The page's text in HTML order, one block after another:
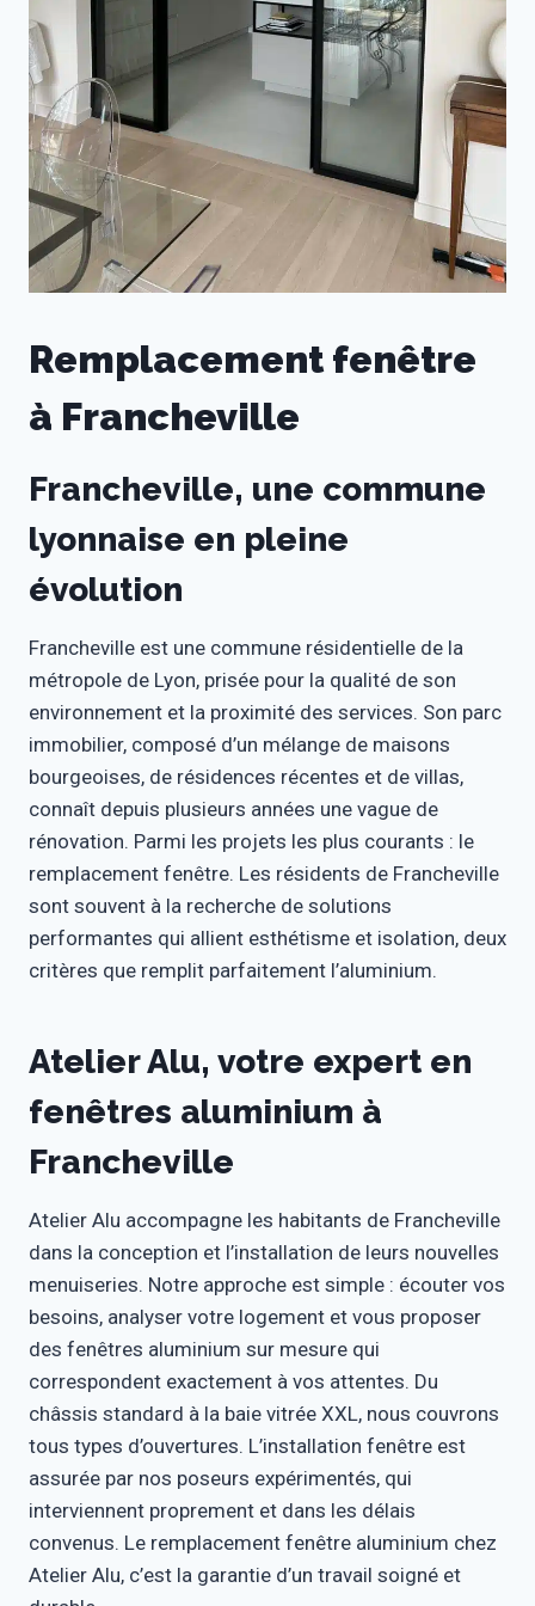
Remplacement fenêtre
à Francheville
Francheville, une commune
lyonnaise en pleine
évolution
Francheville est une commune résidentielle de la
métropole de Lyon, prisée pour la qualité de son
environnement et la proximité des services. Son parc
immobilier, composé d’un mélange de maisons
bourgeoises, de résidences récentes et de villas,
connaît depuis plusieurs années une vague de
rénovation. Parmi les projets les plus courants : le
remplacement fenêtre. Les résidents de Francheville
sont souvent à la recherche de solutions
performantes qui allient esthétisme et isolation, deux
critères que remplit parfaitement l’aluminium.
Atelier Alu, votre expert en
fenêtres aluminium à
Francheville
Atelier Alu accompagne les habitants de Francheville
dans la conception et l’installation de leurs nouvelles
menuiseries. Notre approche est simple : écouter vos
besoins, analyser votre logement et vous proposer
des fenêtres aluminium sur mesure qui
correspondent exactement à vos attentes. Du
châssis standard à la baie vitrée XXL, nous couvrons
tous types d’ouvertures. L’installation fenêtre est
assurée par nos poseurs expérimentés, qui
interviennent proprement et dans les délais
convenus. Le remplacement fenêtre aluminium chez
Atelier Alu, c’est la garantie d’un travail soigné et